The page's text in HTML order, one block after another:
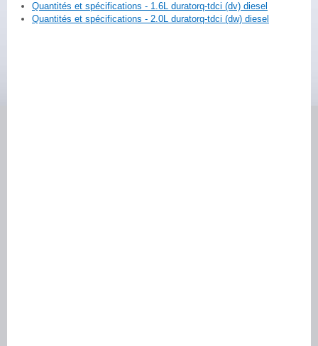
Quantités et spécifications - 1.6L duratorq-tdci (dv) diesel
Quantités et spécifications - 2.0L duratorq-tdci (dw) diesel